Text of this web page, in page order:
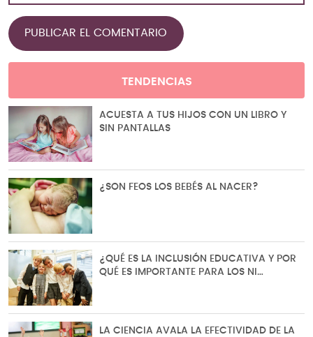
TENDENCIAS
ACUESTA A TUS HIJOS CON UN LIBRO Y
SIN PANTALLAS
¿SON FEOS LOS BEBÉS AL NACER?
¿QUÉ ES LA INCLUSIÓN EDUCATIVA Y POR
QUÉ ES IMPORTANTE PARA LOS NI…
LA CIENCIA AVALA LA EFECTIVIDAD DE LA